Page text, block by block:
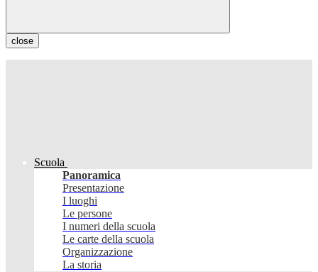
close
Scuola
Panoramica
Presentazione
I luoghi
Le persone
I numeri della scuola
Le carte della scuola
Organizzazione
La storia